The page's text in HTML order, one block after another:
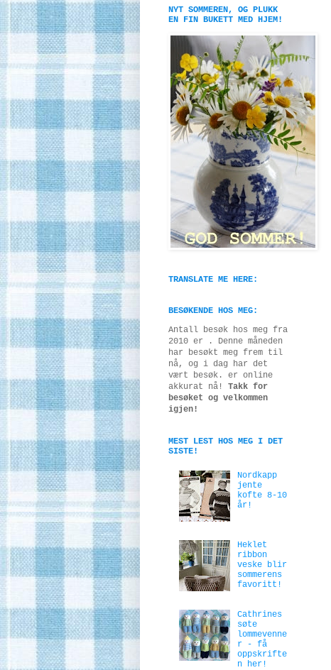
NYT SOMMEREN, OG PLUKK
EN FIN BUKETT MED HJEM!
TRANSLATE ME HERE:
BESØKENDE HOS MEG:
Antall besøk hos meg fra
2010 er
. Denne måneden
har besøkt meg frem til
nå, og i dag har det
vært besøk. er online
akkurat nå! Takk for
besøket og velkommen
igjen!
MEST LEST HOS MEG I DET
SISTE!
Nordkapp
jente
kofte 8-10
år!
Heklet
ribbon
veske blir
sommerens
favoritt!
Cathrines
søte
lommevenne
r - få
oppskrifte
n her!